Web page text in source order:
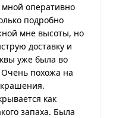
мной оперативно
подробно
мне высоты, но
доставку и
уже была во
Очень похожа на
как
запаха. Была